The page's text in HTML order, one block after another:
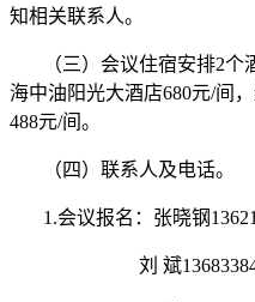
知相关联系人。
（三）会议住宿安排2个
海中油阳光大酒店680元/间
488元/间。
（四）联系人及电话。
1.会议报名：张晓钢
刘 斌